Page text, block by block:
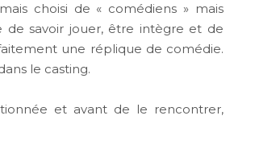
choisi de « comédiens » mais
de savoir jouer, être intègre et de
une réplique de comédie.
le casting.
et avant de le rencontrer,